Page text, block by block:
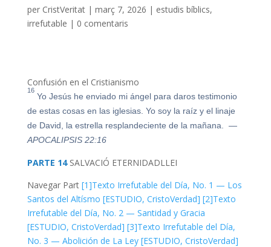
per CristVeritat| març 7, 2026 | estudis bíblics,
irrefutable | 0 comentaris
Confusión en el Cristianismo
16
Yo Jesús he enviado mi ángel para daros testimonio
de estas cosas en las iglesias. Yo soy la raíz y el linaje
de David, la estrella resplandeciente de la mañana.
—
APOCALIPSIS 22:16
PARTE 14 SALVACIÓ ETERNIDADLLEI
Navegar Part [1]Texto Irrefutable del Día, No. 1 — Los
Santos del Altísmo [ESTUDIO, CristoVerdad] [2]Texto
Irrefutable del Día, No. 2 — Santidad y Gracia
[ESTUDIO, CristoVerdad] [3]Texto Irrefutable del Día,
No. 3 — Abolición de La Ley [ESTUDIO, CristoVerdad]